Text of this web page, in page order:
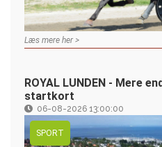
Læs mere her >
ROYAL LUNDEN - Mere
startkort
06-08-2026 13:00:00
SPORT